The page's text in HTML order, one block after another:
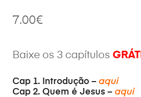
7.00€
Baixe os 3 capítulos
Cap 1. Introdução – aqui
Cap 2. Quem é Jesus – aqui